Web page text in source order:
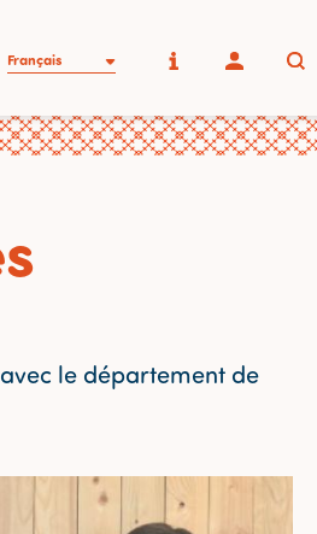
Français
le département de